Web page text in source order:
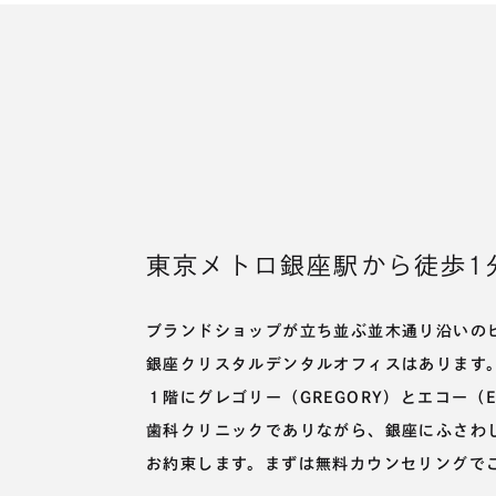
東京メトロ銀座駅から 徒歩1
ブランドショップが立ち並ぶ並木通り沿いの
銀座クリスタルデンタルオフィスはあります
１階にグレゴリー（GREGORY）とエコー（
歯科クリニックでありながら、 銀座にふさわ
お約束します。まずは無料カウンセリングで